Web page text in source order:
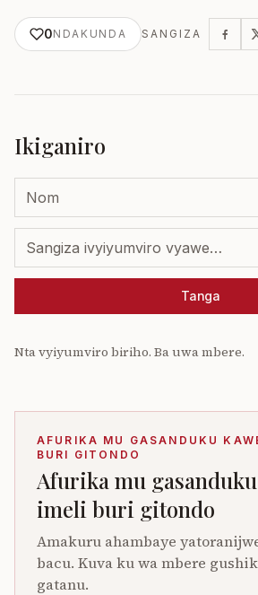
0NDAKUNDA SANGIZA
Ikiganiro
Tanga
Nta vyiyumviro biriho. Ba uwa mbere.
AFURIKA MU GASANDUKU
BURI GITONDO
Afurika mu
imeli buri gitondo
Amakuru ahambaye
bacu. Kuva ku wa mbere
gatanu.